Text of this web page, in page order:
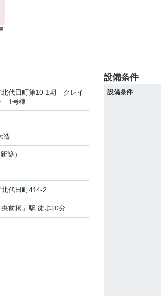
代田町第10-1期 クレイ
1号棟
造
築）
北代田町414-2
央前橋 」駅 徒歩30分
設備条件
設備条件